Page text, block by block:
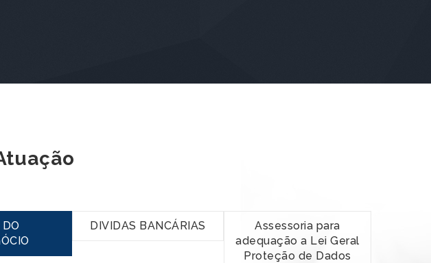
DIVIDAS BANCÁRIAS
Assessoria para
adequação a Lei Geral
Proteção de Dados